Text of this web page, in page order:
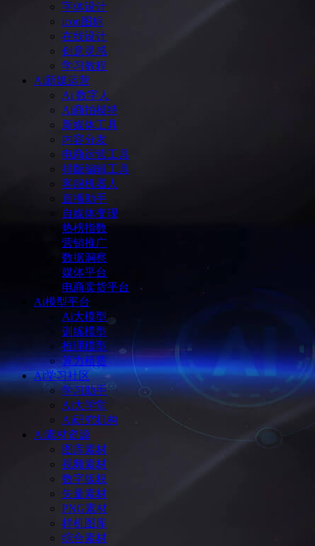
字体设计
icon图标
在线设计
创意灵感
学习教程
Ai新媒运营
Ai 数字人
Ai商拍模特
新媒体工具
内容分发
电商运营工具
排版编辑工具
客服机器人
直播助手
自媒体变现
热榜指数
营销推广
数据洞察
媒体平台
电商卖货平台
Ai模型平台
Ai大模型
训练模型
推理模型
算力租赁
Ai学习社区
学习助手
Ai大学堂
Ai研究机构
Ai素材资源
图库素材
视频素材
数字版权
矢量素材
PNG素材
样机图库
综合素材